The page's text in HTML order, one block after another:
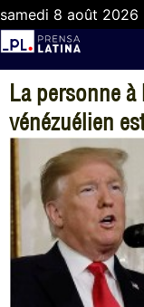
samedi 8 août 2026 |
La personne
vénézuélien